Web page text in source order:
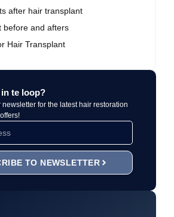
after hair transplant
before and afters
Hair Transplant
te loop?
for the latest hair restoration
TO NEWSLETTER